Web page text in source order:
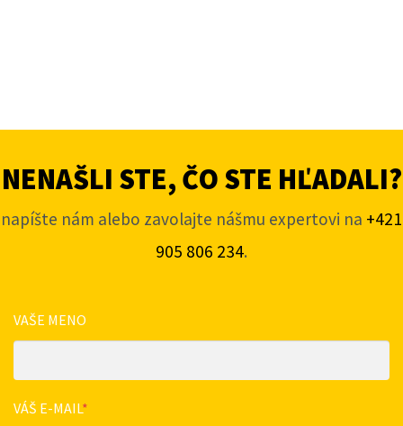
NENAŠLI STE, ČO STE HĽADALI?
napíšte nám alebo zavolajte nášmu expertovi na +421
905 806 234.
VAŠE MENO
VÁŠ E-MAIL*